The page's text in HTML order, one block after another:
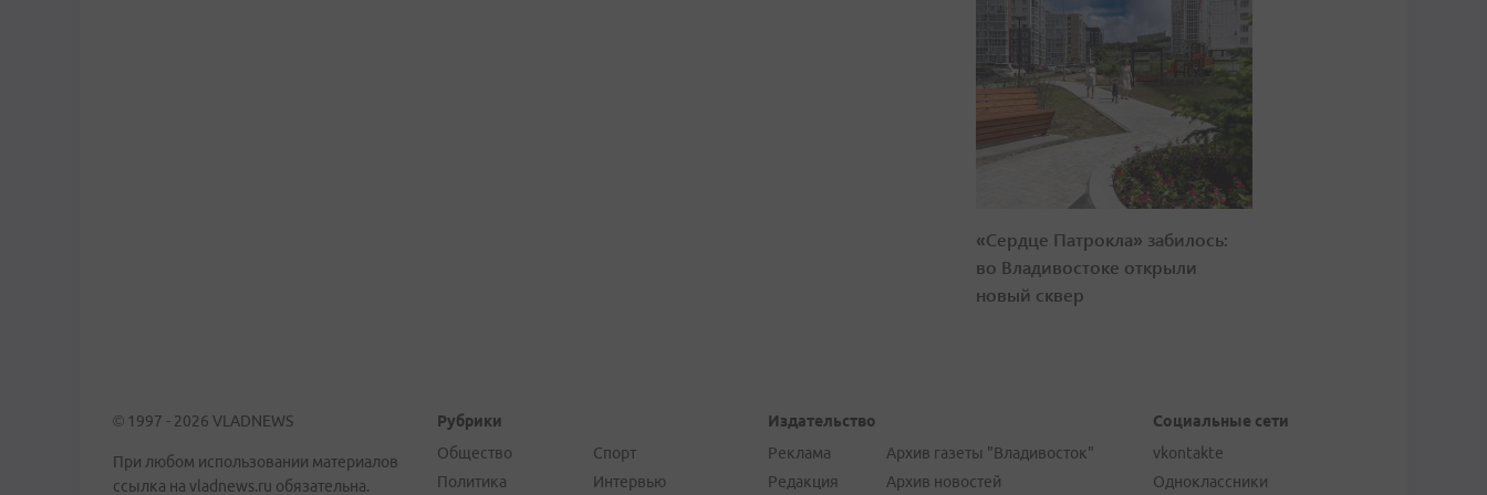
«Сердце Патрокла» забилось:
во Владивостоке открыли
новый сквер
© 1997 - 2026 VLADNEWS
При любом использовании материалов
ссылка на vladnews.ru обязательна.
Рубрики
Общество
Политика
Спорт
Интервью
Издательство
Реклама
Редакция
Архив газеты "Владивосток"
Архив новостей
Социальные сети
vkontakte
Одноклассники